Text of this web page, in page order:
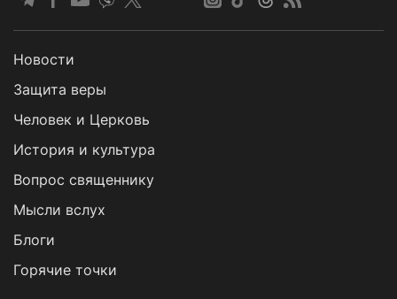
Новости
Защита веры
Человек и Церковь
История и культура
Вопрос священнику
Мысли вслух
Блоги
Горячие точки